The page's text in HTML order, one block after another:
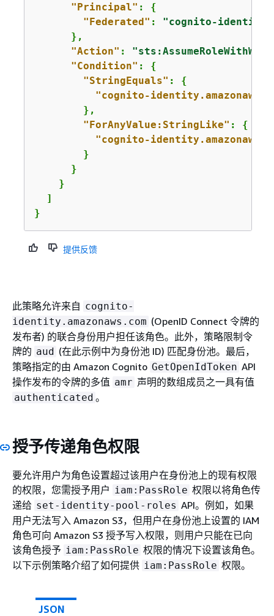
"Principal" : {
"Federated" : "cognito-
      },
"Action" :
"Condition" : {
"StringEquals" : {
"cognito-
        },
"ForAnyValue:StringLike" : {
"cognito-
        }
      }
    }
  ]
}
提供反馈
此策略允许来自 cognito-
identity.amazonaws.com (OpenID Connect 令牌的
发布者) 的联合身份用户担任该角色。此外，策略限制令
牌的 aud (在此示例中为身份池 ID) 匹配身份池。最后，
策略指定的由 Amazon Cognito GetOpenIdToken API
操作发布的令牌的多值 amr 声明的数组成员之一具有值
authenticated 。
授予传递角色权限
要允许用户为角色设置超过该用户在身份池上的现有权限
的权限，您需授予用户 iam:PassRole 权限以将角色传
递给 set-identity-pool-roles API。例如，如果
用户无法写入 Amazon S3，但用户在身份池上设置的 IAM
角色可向 Amazon S3 授予写入权限，则用户只能在已向
该角色授予 iam:PassRole 权限的情况下设置该角色。
以下示例策略介绍了如何提供 iam:PassRole 权限。
JSON